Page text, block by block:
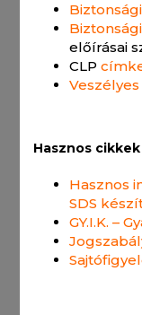
előírásai
CLP
Hasznos cikkek
Hasznos
SDS
GY.I.K. –